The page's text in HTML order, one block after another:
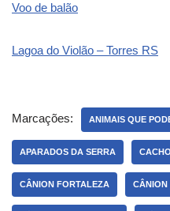
Voo de balão
Lagoa do Violão – Torres RS
Marcações: ANIMAIS QUE
APARADOS DA SERRA
CÂNION FORTALEZA CÂNION